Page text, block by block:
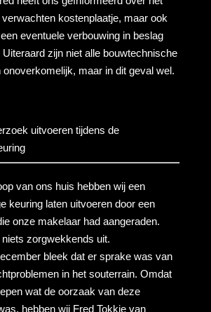
kostenplaatje, maar ook
eventuele verbouwing in beslag
zijn niet alle bouwtechnische
onoverkomelijk, maar in dit geval wel.
uitvoeren tijdens de
van ons huis hebben wij een
keuring laten uitvoeren door een
onze makelaar had aangeraden.
zorgwekkends uit.
bleek dat er sprake was van
in het souterrain. Omdat
wat de oorzaak van deze
hebben wij Fred Tokkie van